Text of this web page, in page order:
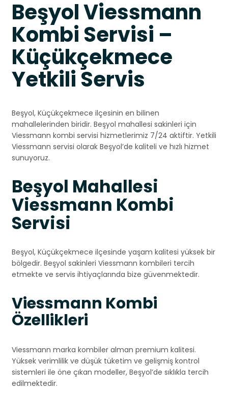
Beşyol Viessmann
Kombi Servisi –
Küçükçekmece
Yetkili Servis
Beşyol, Küçükçekmece ilçesinin en bilinen
mahallelerinden biridir. Beşyol mahallesi sakinleri için
Viessmann kombi servisi hizmetlerimiz 7/24 aktiftir. Yetkili
Viessmann servisi olarak Beşyol’de kaliteli ve hızlı hizmet
sunuyoruz.
Beşyol Mahallesi
Viessmann Kombi
Servisi
Beşyol, Küçükçekmece ilçesinde yaşam kalitesi yüksek bir
bölgedir. Beşyol sakinleri Viessmann kombileri tercih
etmekte ve servis ihtiyaçlarında bize güvenmektedir.
Viessmann Kombi
Özellikleri
Viessmann marka kombiler alman premium kalitesi.
Yüksek verimlilik ve düşük tüketim ve gelişmiş kontrol
sistemleri ile öne çıkan modeller, Beşyol’de sıklıkla tercih
edilmektedir.